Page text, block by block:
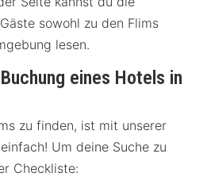
sowohl zu den Flims
lesen.
eines Hotels in
zu finden, ist mit unserer
Um deine Suche zu
Checkliste: